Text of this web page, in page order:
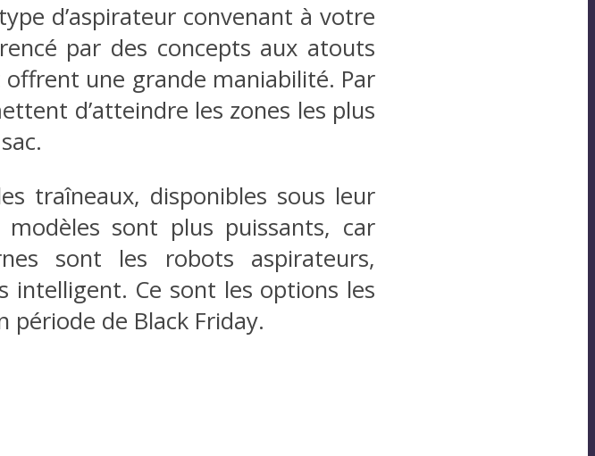
d’aspirateur convenant à votre
par des concepts aux atouts
une grande maniabilité. Par
d’atteindre les zones les plus
traîneaux, disponibles sous leur
sont plus puissants, car
sont les robots aspirateurs,
Ce sont les options les
de Black Friday.